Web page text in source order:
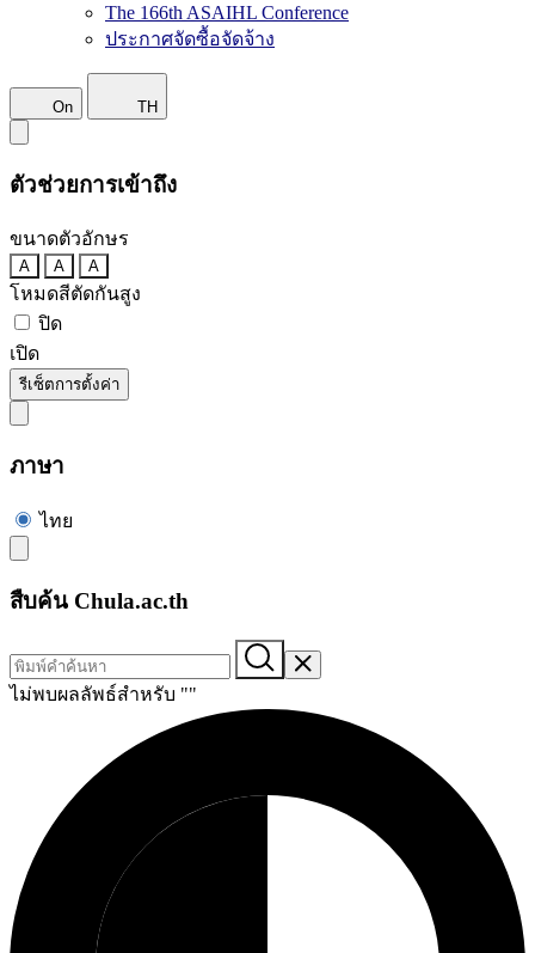
The 166th ASAIHL Conference
ประกาศจัดซื้อจัดจ้าง
On TH
ตัวช่วยการเข้าถึง
ขนาดตัวอักษร
A A A
โหมดสีตัดกันสูง
ปิด
เปิด
รีเซ็ตการตั้งค่า
ภาษา
ไทย
สืบค้น Chula.ac.th
ไม่พบผลลัพธ์สำหรับ ""